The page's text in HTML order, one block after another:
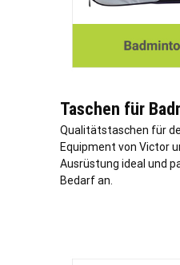
Taschen für
Qualitätstaschen für
Equipment von Victor
Ausrüstung ideal und
Bedarf an.